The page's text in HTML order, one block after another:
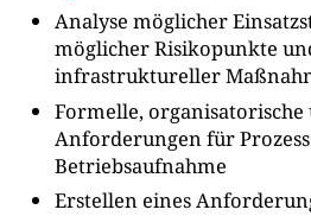
Analyse möglicher
möglicher Risikopunkte
infrastruktureller
Formelle, organisatorische
Anforderungen für
Betriebsaufnahme
Erstellen eines